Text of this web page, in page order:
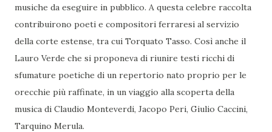
musiche da eseguire in pubblico. A questa celebre raccolta
contribuirono poeti e compositori ferraresi al servizio
della corte estense, tra cui Torquato Tasso. Così anche il
Lauro Verde che si proponeva di riunire testi ricchi di
sfumature poetiche di un repertorio nato proprio per le
orecchie più raffinate, in un viaggio alla scoperta della
musica di Claudio Monteverdi, Jacopo Peri, Giulio Caccini,
Tarquino Merula.